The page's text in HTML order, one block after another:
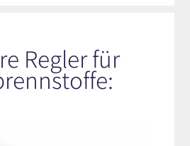
Regler für